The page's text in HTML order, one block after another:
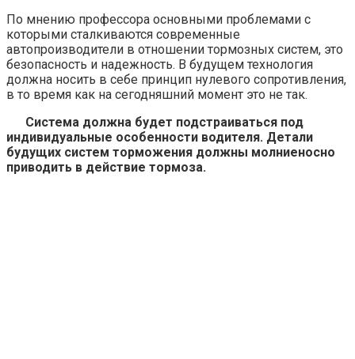
По мнению профессора основными проблемами с
которыми сталкиваются современные
автопроизводители в отношении тормозных систем, это
безопасность и надежность. В будущем технология
должна носить в себе принцип нулевого сопротивления,
в то время как на сегодняшний момент это не так.
Система должна будет подстраиваться под
индивидуальные особенности водителя. Детали
будущих систем торможения должны молниеносно
приводить в действие тормоза.